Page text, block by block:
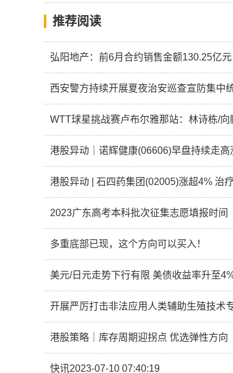
推荐阅读
弘阳地产：前6月合约销售金额130.25亿元
西安警方持续开展夏夜治安巡查宣防集中
WTT球星挑战赛卢布尔雅那站：林诗栋/向
港股异动 | 石四药集团(02005)涨超4% 治
2023广东高考本科批次征集志愿填报时间
多重底部已现，这个方向可以买入！
美元/日元走势下行有限 美债收益率升至
开展严厉打击非法应用人类辅助生殖技术
港股策略｜库存周期迎拐点 优选弹性方向
快讯2023-07-10 07:40:19